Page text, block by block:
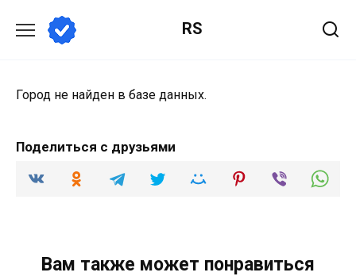
содержанию
RS
Город не найден в базе данных.
Поделиться с друзьями
Вам также может понравиться